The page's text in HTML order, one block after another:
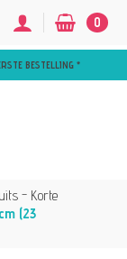
BESTELLING *
0
- Korte
(23